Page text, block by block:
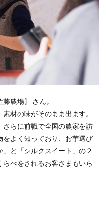
農場】 さん。
材の味がそのまま出ます。
さらに前職で全国の農家を訪
をよく知っており、お芋選び
と「シルクスイート」の２
べをされるお客さまもいら